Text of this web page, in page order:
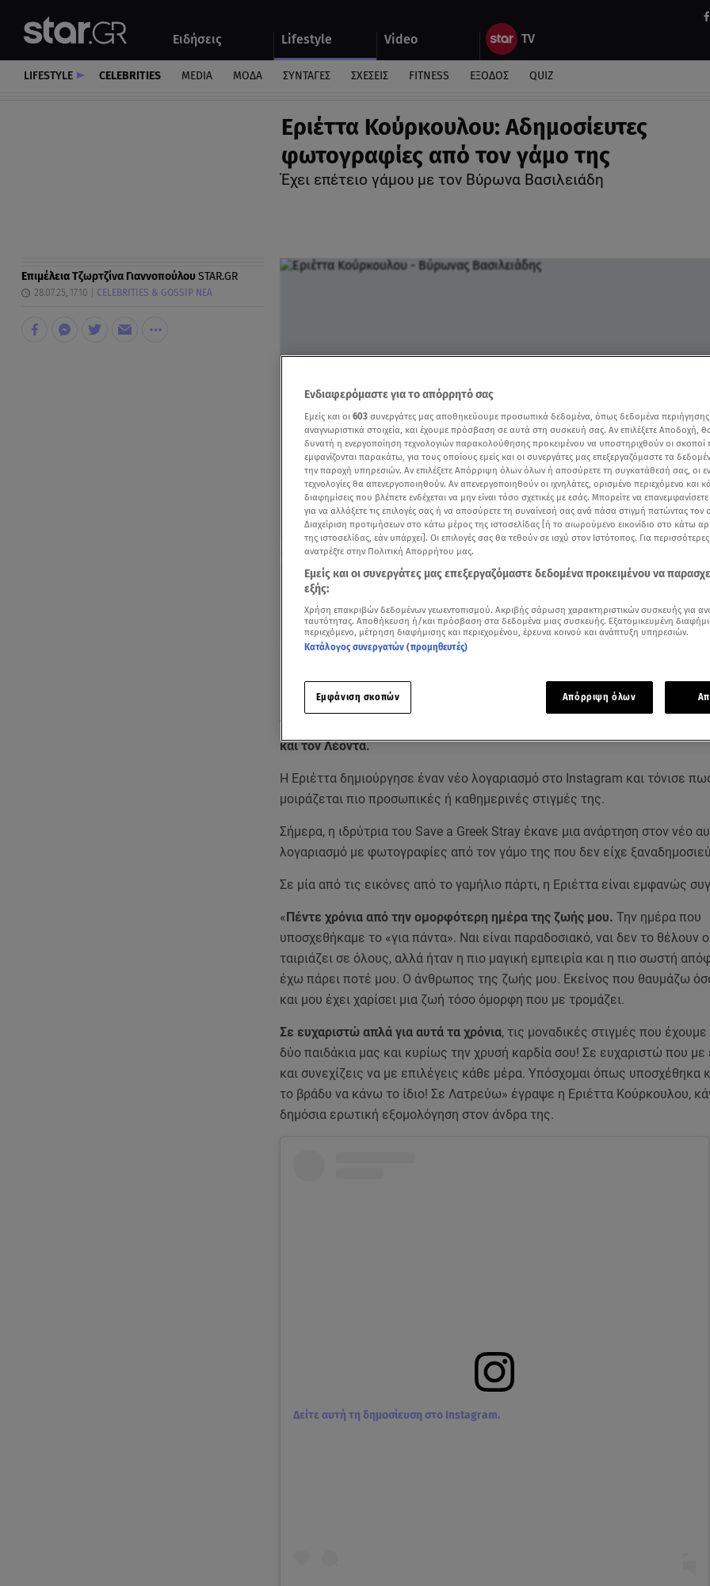
Ειδήσεις Lifestyle Video
Αυτοκίνητο
LIFESTYLE CELEBRITIES MEDIA ΜΟΔΑ ΣΥΝΤΑΓΕΣ ΣΧΕΣΕΙΣ FITNESS ΕΞΟΔΟΣ QUIZ
Εριέττα Κούρκουλου: Αδημοσίευτες
φωτογραφίες από τον γάμο της
Έχει επέτειο γάμου με τον Βύρωνα Βασιλειάδη
ΕπιμέλειαΤζωρτζίνα ΓιαννοπούλουSTAR.GR
28.07.25, 17:10 CELEBRITIES & GOSSIP ΝΕΑ
Δείτε το απόσπασμα από τη συνέντευξη που είχε δώσει η Εριέττα Κούρκουλου στον Γρηγόρη
Δείτε περισσότερα άρθρα μας στα αποτελέσματα αναζήτησης
Add star.gr on Google
Επέτειο γάμου έχει σήμερα η Εριέττα Κούρκουλουκαι οΒύρωνας
ζευγάρι συμπληρώνει 5 χρόνια έγγαμης ζωής και έχει αποκτήσει δυο
και τον Λέοντα.
Η Εριέττα δημιούργησε έναν νέο λογαριασμό στο Instagram και τόνισε
μοιράζεται πιο προσωπικές ή καθημερινές στιγμές της.
Σήμερα, η ιδρύτρια του Save a Greek Stray έκανε μια ανάρτηση στον νέο
λογαριασμό με φωτογραφίες από τον γάμο της που δεν είχε
Σε μία από τις εικόνες από το γαμήλιο πάρτι, η Εριέττα είναι εμφανώς
« Πέντε χρόνια από την ομορφότερη ημέρα της ζωής μου. Την ημέρα που
υποσχεθήκαμε το «για πάντα». Ναι είναι παραδοσιακό, ναι δεν το θέλουν
ταιριάζει σε όλους, αλλά ήταν η πιο μαγική εμπειρία και η πιο σωστή
έχω πάρει ποτέ μου. Ο άνθρωπος της ζωής μου. Εκείνος που θαυμάζω
και μου έχει χαρίσει μια ζωή τόσο όμορφη που με τρομάζει.
Σε ευχαριστώ απλά για αυτά τα χρόνια, τις μοναδικές στιγμές που έχουμε
δύο παιδάκια μας και κυρίως την χρυσή καρδία σου! Σε ευχαριστώ που
και συνεχίζεις να με επιλέγεις κάθε μέρα. Υπόσχομαι όπως υποσχέθηκα
το βράδυ να κάνω το ίδιο! Σε Λατρεύω» έγραψε η Εριέττα Κούρκουλου,
δημόσια ερωτική εξομολόγηση στον άνδρα της.
Δείτε αυτή τη δημοσίευση στο Instagram.
Ενδιαφερόμαστε για το απόρρητό σας
Εμείς και οι 603 συνεργάτες μας αποθηκεύουμε προσωπικά δεδομένα, όπως δεδομένα
αναγνωριστικά στοιχεία, και έχουμε πρόσβαση σε αυτά στη συσκευή σας. Αν επιλέξετε Αποδοχή,
δυνατή η ενεργοποίηση τεχνολογιών παρακολούθησης προκειμένου να υποστηριχθούν οι σκοποί
εμφανίζονται παρακάτω, για τους οποίους εμείς και οι συνεργάτες μας επεξεργαζόμαστε τα
την παροχή υπηρεσιών. Αν επιλέξετε Απόρριψη όλων όλων ή αποσύρετε τη συγκατάθεσή σας, οι
τεχνολογίες θα απενεργοποιηθούν. Αν απενεργοποιηθούν οι ιχνηλάτες, ορισμένο περιεχόμενο και
διαφημίσεις που βλέπετε ενδέχεται να μην είναι τόσο σχετικές με εσάς. Μπορείτε να
για να αλλάξετε τις επιλογές σας ή να αποσύρετε τη συναίνεσή σας ανά πάσα στιγμή πατώντας τον
Διαχείριση προτιμήσεων στο κάτω μέρος της ιστοσελίδας [ή το αιωρούμενο εικονίδιο στο κάτω
της ιστοσελίδας, εάν υπάρχει]. Οι επιλογές σας θα τεθούν σε ισχύ στον Ιστότοπος. Για
ανατρέξτε στην Πολιτική Απορρήτου μας.
Εμείς και οι συνεργάτες μας επεξεργαζόμαστε δεδομένα προκειμένου να
εξής:
Χρήση επακριβών δεδομένων γεωεντοπισμού. Ακριβής σάρωση χαρακτηριστικών συσκευής για
ταυτότητας. Αποθήκευση ή/και πρόσβαση στα δεδομένα μιας συσκευής. Εξατομικευμένη
περιεχόμενο, μέτρηση διαφήμισης και περιεχομένου, έρευνα κοινού και ανάπτυξη υπηρεσιών.
Κατάλογος συνεργατών (προμηθευτές)
Εμφάνιση σκοπών Απόρριψη όλων